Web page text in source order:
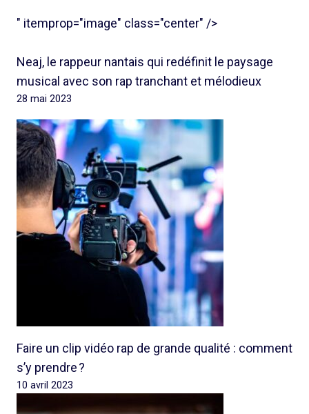
" itemprop="image" class="center" />
Neaj, le rappeur nantais qui redéfinit le paysage
musical avec son rap tranchant et mélodieux
28 mai 2023
Faire un clip vidéo rap de grande qualité : comment
s’y prendre ?
10 avril 2023